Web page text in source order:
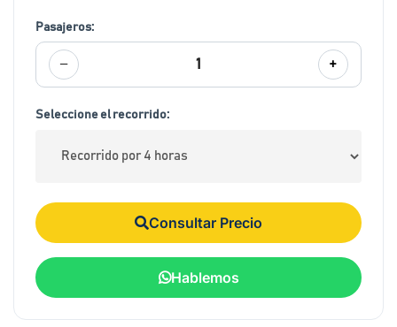
Pasajeros:
− 1 +
Seleccione el recorrido:
Consultar Precio
Hablemos